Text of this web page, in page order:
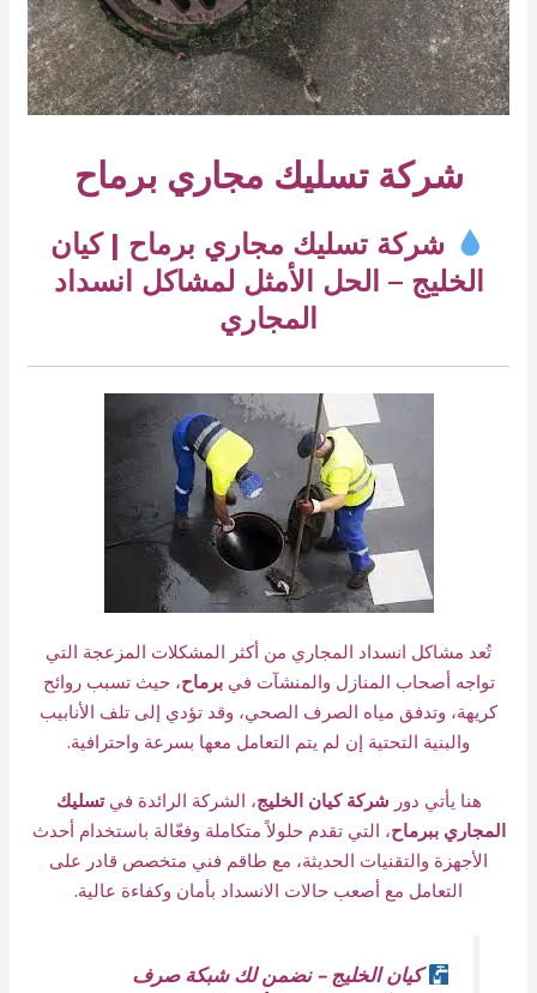
شركة تسليك مجاري برماح
شركة تسليك مجاري برماح | كيان
الخليج – الحل الأمثل لمشاكل انسداد
المجاري
تُعد مشاكل انسداد المجاري من أكثر المشكلات المزعجة التي
تواجه أصحاب المنازل والمنشآت فيبرماح، حيث تسبب روائح
كريهة، وتدفق مياه الصرف الصحي، وقد تؤدي إلى تلف الأنابيب
والبنية التحتية إن لم يتم التعامل معها بسرعة واحترافية.
هنا يأتي دور شركة كيان الخليج، الشركة الرائدة فيتسليك
المجاري ببرماح، التي تقدم حلولاً متكاملة وفعّالة باستخدام أحدث
الأجهزة والتقنيات الحديثة، مع طاقم فني متخصص قادر على
التعامل مع أصعب حالات الانسداد بأمان وكفاءة عالية.
كيان الخليج – نضمن لك شبكة صرف